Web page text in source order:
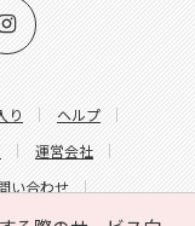
り
ヘルプ
運営会社
い合わせ